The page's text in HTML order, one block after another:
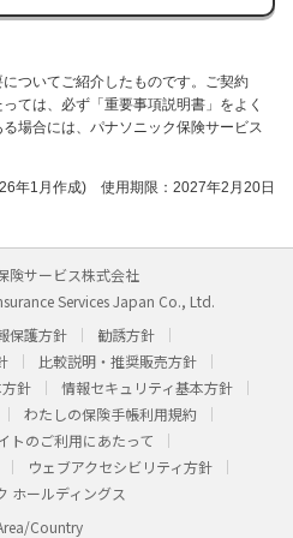
ついてご紹介したものです。ご契約
ては、必ず「重要事項説明書」をよく
場合には、パナソニック保険サービス
年1月作成) 使用期限：2027年2月20日
険サービス株式会社
Services Japan Co., Ltd.
保護方針
勧誘方針
比較説明・推奨販売方針
針
情報セキュリティ基本方針
わたしの保険手帳利用規約
トのご利用にあたって
ウェブアクセシビリティ方針
ホールディングス
Country